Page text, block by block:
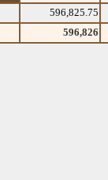
596,825.75
596,826